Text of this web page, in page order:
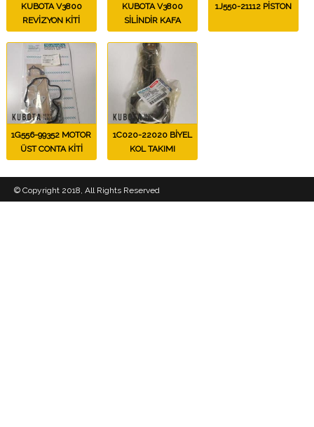
KUBOTA V3800
REVİZYON KİTİ
KUBOTA V3800
SİLİNDİR KAFA
CONTASI
1J550-21112 PİSTON
1G556-99352 MOTOR
ÜST CONTA KİTİ
1C020-22020 BİYEL
KOL TAKIMI
© Copyright 2018, All Rights Reserved